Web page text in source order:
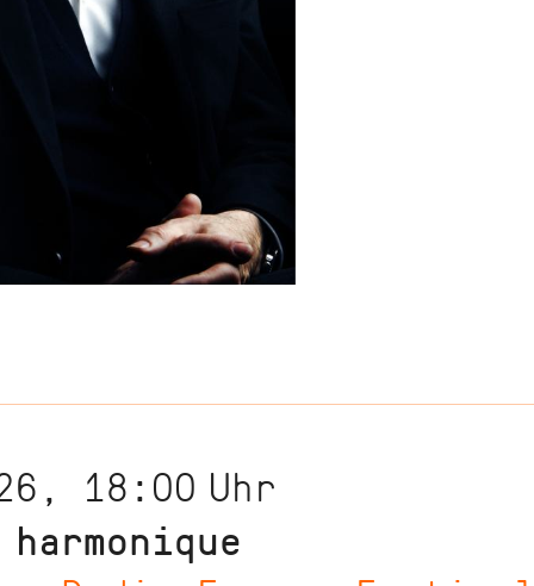
18:00 Uhr